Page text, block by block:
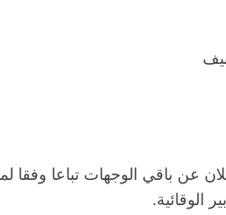
عن باقي الوجهات تباعا وفقا
الوقائية.